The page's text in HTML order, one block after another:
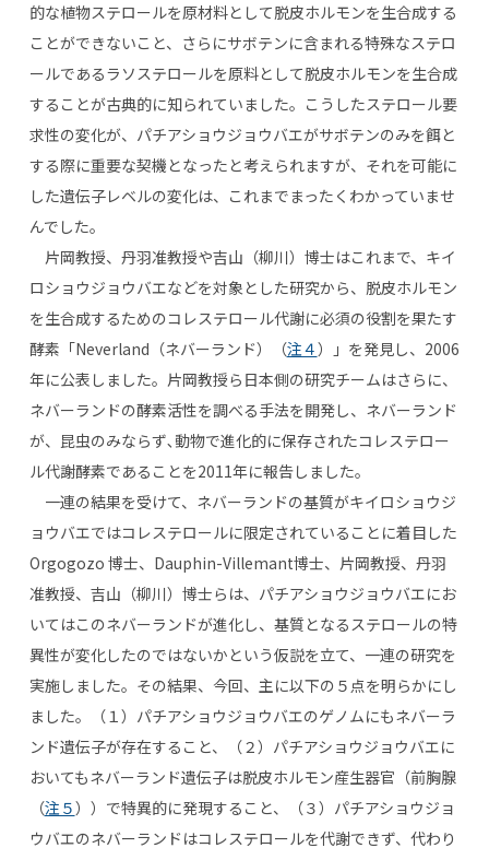
的な植物ステロールを原材料として脱皮ホルモンを生合成する
ことができないこと、さらにサボテンに含まれる特殊なステロ
ールであるラソステロールを原料として脱皮ホルモンを生合成
することが古典的に知られていました。こうしたステロール要
求性の変化が、パチアショウジョウバエがサボテンのみを餌と
する際に重要な契機となったと考えられますが、それを可能に
した遺伝子レベルの変化は、これまでまったくわかっていませ
んでした。
片岡教授、丹羽准教授や吉山（柳川）博士はこれまで、キイ
ロショウジョウバエなどを対象とした研究から、脱皮ホルモン
を生合成するためのコレステロール代謝に必須の役割を果たす
酵素「Neverland（ネバーランド）（注４）」を発見し、2006
年に公表しました。片岡教授ら日本側の研究チームはさらに、
ネバーランドの酵素活性を調べる手法を開発し、ネバーランド
が、昆虫のみならず､動物で進化的に保存されたコレステロー
ル代謝酵素であることを2011年に報告しました。
一連の結果を受けて、ネバーランドの基質がキイロショウジ
ョウバエではコレステロールに限定されていることに着目した
Orgogozo 博士、Dauphin-Villemant博士、片岡教授、丹羽
准教授、吉山（柳川）博士らは、パチアショウジョウバエにお
いてはこのネバーランドが進化し、基質となるステロールの特
異性が変化したのではないかという仮説を立て、一連の研究を
実施しました。その結果、今回、主に以下の５点を明らかにし
ました。（１）パチアショウジョウバエのゲノムにもネバーラ
ンド遺伝子が存在すること、（２）パチアショウジョウバエに
おいてもネバーランド遺伝子は脱皮ホルモン産生器官（前胸腺
（注５））で特異的に発現すること、（３）パチアショウジョ
ウバエのネバーランドはコレステロールを代謝できず、代わり